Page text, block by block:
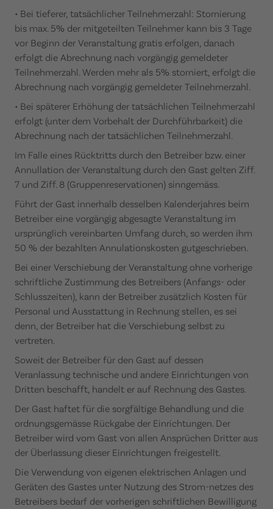
• Bei tieferer, tatsächlicher Teilnehmerzahl: Stornierung
bis max. 5% der mitgeteilten Teilnehmer kann bis 3 Tage
vor Beginn der Veranstaltung gratis erfolgen, danach
erfolgt die Abrechnung nach vorgängig gemeldeter
Teilnehmerzahl. Werden mehr als 5% storniert, erfolgt die
Abrechnung nach vorgängig gemeldeter Teilnehmerzahl.
• Bei späterer Erhöhung der tatsächlichen Teilnehmerzahl
erfolgt (unter dem Vorbehalt der Durchführbarkeit) die
Abrechnung nach der tatsächlichen Teilnehmerzahl.
Im Falle eines Rücktritts durch den Betreiber bzw. einer
Annullation der Veranstaltung durch den Gast gelten Ziff.
7 und Ziff. 8 (Gruppenreservationen) sinngemäss.
Führt der Gast innerhalb desselben Kalenderjahres beim
Betreiber eine vorgängig abgesagte Veranstaltung im
ursprünglich vereinbarten Umfang durch, so werden ihm
50 % der bezahlten Annulationskosten gutgeschrieben.
Bei einer Verschiebung der Veranstaltung ohne vorherige
schriftliche Zustimmung des Betreibers (Anfangs- oder
Schlusszeiten), kann der Betreiber zusätzlich Kosten für
Personal und Ausstattung in Rechnung stellen, es sei
denn, der Betreiber hat die Verschiebung selbst zu
vertreten.
Soweit der Betreiber für den Gast auf dessen
Veranlassung technische und andere Einrichtungen von
Dritten beschafft, handelt er auf Rechnung des Gastes.
Der Gast haftet für die sorgfältige Behandlung und die
ordnungsgemässe Rückgabe der Einrichtungen. Der
Betreiber wird vom Gast von allen Ansprüchen Dritter aus
der Überlassung dieser Einrichtungen freigestellt.
Die Verwendung von eigenen elektrischen Anlagen und
Geräten des Gastes unter Nutzung des Strom-netzes des
Betreibers bedarf der vorherigen schriftlichen Bewilligung